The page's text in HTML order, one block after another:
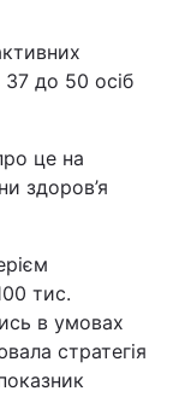
37 до 50 осіб
це на
здоров’я
тис.
в умовах
стратегія